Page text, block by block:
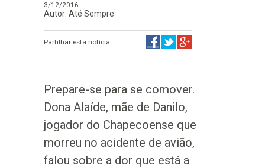
3/12/2016
Autor: Até Sempre
Partilhar esta notícia
Prepare-se para se comover.
Dona Alaíde, mãe de Danilo,
jogador do Chapecoense que
morreu no acidente de avião,
falou sobre a dor que está a